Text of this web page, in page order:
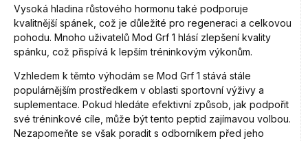
Vysoká hladina růstového hormonu také podporuje
kvalitnější spánek, což je důležité pro regeneraci a celkovou
pohodu. Mnoho uživatelů Mod Grf 1 hlásí zlepšení kvality
spánku, což přispívá k lepším tréninkovým výkonům.
Vzhledem k těmto výhodám se Mod Grf 1 stává stále
populárnějším prostředkem v oblasti sportovní výživy a
suplementace. Pokud hledáte efektivní způsob, jak podpořit
své tréninkové cíle, může být tento peptid zajímavou volbou.
Nezapomeňte se však poradit s odborníkem před jeho